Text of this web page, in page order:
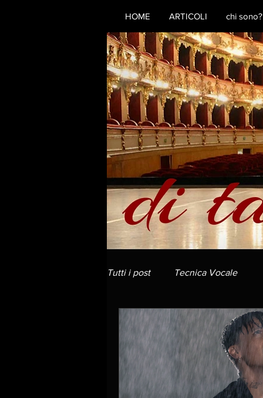
HOME ARTICOLI chi sono?
Tutti i post Tecnica Vocale